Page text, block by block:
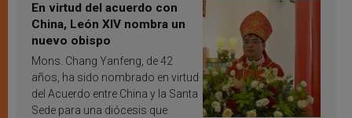
En virtud del acuerdo con
China, León XIV nombra un
nuevo obispo
Mons. Chang Yanfeng, de 42
años, ha sido nombrado en virtud
del Acuerdo entre China y la Santa
Sede para una diócesis que